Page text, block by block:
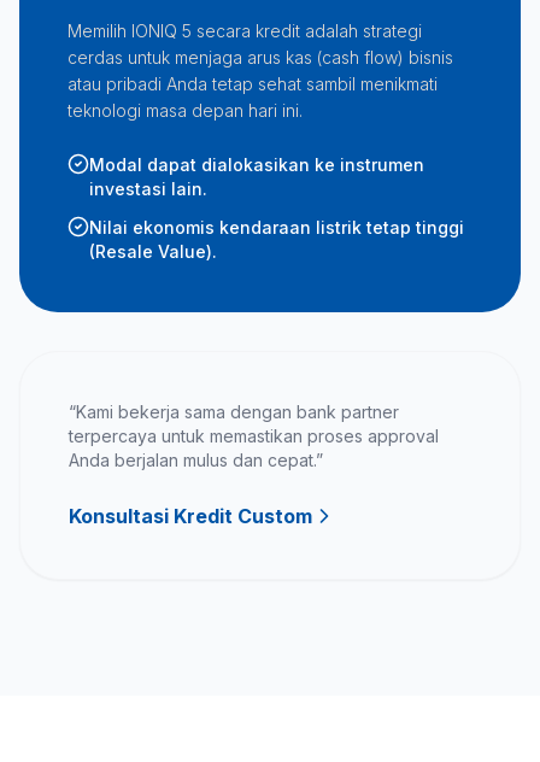
Memilih IONIQ 5 secara kredit adalah strategi
cerdas untuk menjaga arus kas (cash flow) bisnis
atau pribadi Anda tetap sehat sambil menikmati
teknologi masa depan hari ini.
Modal dapat dialokasikan ke instrumen
investasi lain.
Nilai ekonomis kendaraan listrik tetap tinggi
(Resale Value).
“Kami bekerja sama dengan bank partner
terpercaya untuk memastikan proses approval
Anda berjalan mulus dan cepat.”
Konsultasi Kredit Custom